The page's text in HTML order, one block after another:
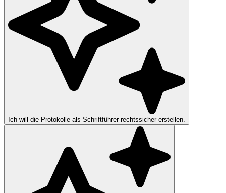
Ich will die Protokolle als Schriftführer rechtssicher erstellen.